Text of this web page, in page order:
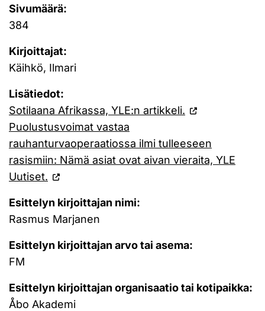
Sivumäärä:
384
Kirjoittajat:
Käihkö, Ilmari
Lisätiedot:
Sotilaana Afrikassa, YLE:n artikkeli.
Puolustusvoimat vastaa
rauhanturvaoperaatiossa ilmi tulleeseen
rasismiin: Nämä asiat ovat aivan vieraita, YLE
Uutiset.
Esittelyn kirjoittajan nimi:
Rasmus Marjanen
Esittelyn kirjoittajan arvo tai asema:
FM
Esittelyn kirjoittajan organisaatio tai kotipaikka:
Åbo Akademi